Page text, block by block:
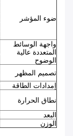
ضوء المؤشر
واجهة الوسائط
المتعددة عالية
الوضوح
تصميم المظهر
إمدادات الطاقة
نطاق الحرارة
البعد
الوزن